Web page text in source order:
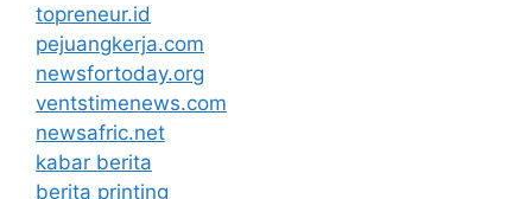
topreneur.id
pejuangkerja.com
newsfortoday.org
ventstimenews.com
newsafric.net
kabar berita
berita printing